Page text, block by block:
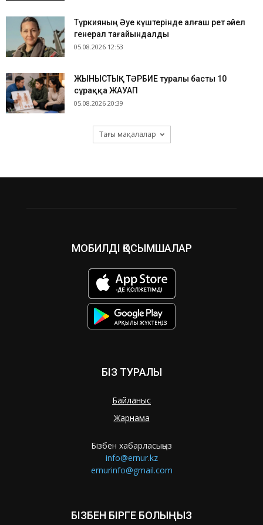
Түркияның Әуе күштерінде алғаш рет әйел
генерал тағайындалды
05.08.2026 12:53
ЖЫНЫСТЫҚ ТӘРБИЕ туралы басты 10
сұраққа ЖАУАП
05.08.2026 20:39
Тағы мақалалар
МОБИЛДІ ҚОСЫМШАЛАР
БІЗ ТУРАЛЫ
Байланыс
Жарнама
Бізбен хабарласыңыз
info@ernur.kz
ernurinfo@gmail.com
БІЗБЕН БІРГЕ БОЛЫҢЫЗ